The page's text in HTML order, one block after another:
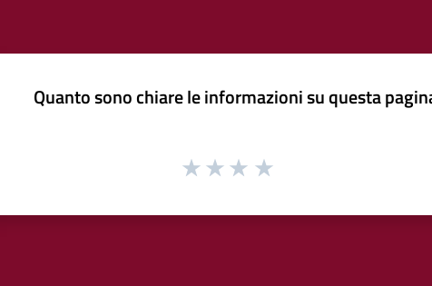
Quanto sono chiare le informazioni su questa